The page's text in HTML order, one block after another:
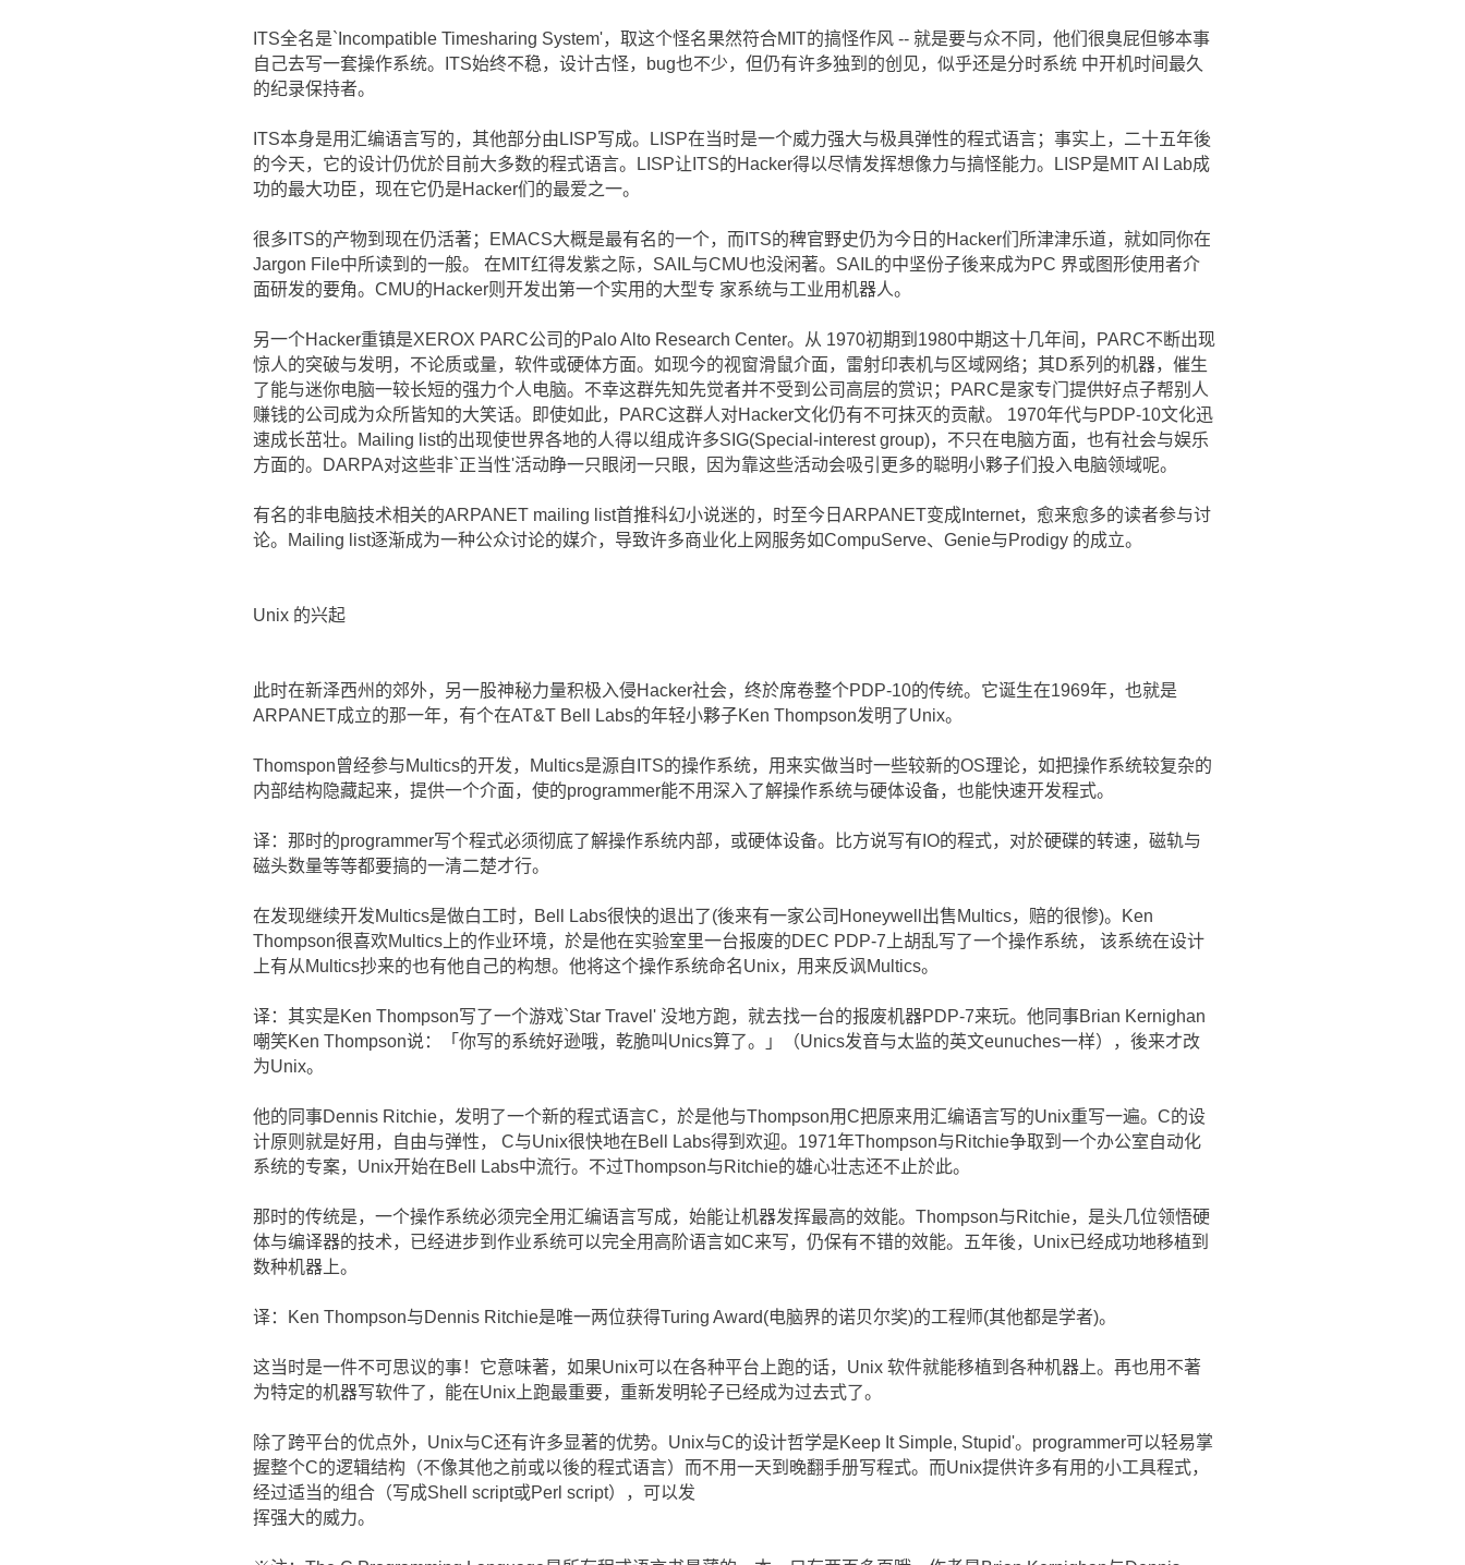
ITS全名是`Incompatible Timesharing System'，取这个怪名果然符合MIT的搞怪作风 -- 就是要与众不同，他们很臭屁但够本事
自己去写一套操作系统。ITS始终不稳，设计古怪，bug也不少，但仍有许多独到的创见，似乎还是分时系统 中开机时间最久
的纪录保持者。
ITS本身是用汇编语言写的，其他部分由LISP写成。LISP在当时是一个威力强大与极具弹性的程式语言；事实上，二十五年後
的今天，它的设计仍优於目前大多数的程式语言。LISP让ITS的Hacker得以尽情发挥想像力与搞怪能力。LISP是MIT AI Lab成
功的最大功臣，现在它仍是Hacker们的最爱之一。
很多ITS的产物到现在仍活著；EMACS大概是最有名的一个，而ITS的稗官野史仍为今日的Hacker们所津津乐道，就如同你在
Jargon File中所读到的一般。 在MIT红得发紫之际，SAIL与CMU也没闲著。SAIL的中坚份子後来成为PC 界或图形使用者介
面研发的要角。CMU的Hacker则开发出第一个实用的大型专 家系统与工业用机器人。
另一个Hacker重镇是XEROX PARC公司的Palo Alto Research Center。从 1970初期到1980中期这十几年间，PARC不断出现
惊人的突破与发明，不论质或量，软件或硬体方面。如现今的视窗滑鼠介面，雷射印表机与区域网络；其D系列的机器，催生
了能与迷你电脑一较长短的强力个人电脑。不幸这群先知先觉者并不受到公司高层的赏识；PARC是家专门提供好点子帮别人
赚钱的公司成为众所皆知的大笑话。即使如此，PARC这群人对Hacker文化仍有不可抹灭的贡献。 1970年代与PDP-10文化迅
速成长茁壮。Mailing list的出现使世界各地的人得以组成许多SIG(Special-interest group)，不只在电脑方面，也有社会与娱乐
方面的。DARPA对这些非`正当性'活动睁一只眼闭一只眼，因为靠这些活动会吸引更多的聪明小夥子们投入电脑领域呢。
有名的非电脑技术相关的ARPANET mailing list首推科幻小说迷的，时至今日ARPANET变成Internet，愈来愈多的读者参与讨
论。Mailing list逐渐成为一种公众讨论的媒介，导致许多商业化上网服务如CompuServe、Genie与Prodigy 的成立。
Unix 的兴起
此时在新泽西州的郊外，另一股神秘力量积极入侵Hacker社会，终於席卷整个PDP-10的传统。它诞生在1969年，也就是
ARPANET成立的那一年，有个在AT&T Bell Labs的年轻小夥子Ken Thompson发明了Unix。
Thomspon曾经参与Multics的开发，Multics是源自ITS的操作系统，用来实做当时一些较新的OS理论，如把操作系统较复杂的
内部结构隐藏起来，提供一个介面，使的programmer能不用深入了解操作系统与硬体设备，也能快速开发程式。
译：那时的programmer写个程式必须彻底了解操作系统内部，或硬体设备。比方说写有IO的程式，对於硬碟的转速，磁轨与
磁头数量等等都要搞的一清二楚才行。
在发现继续开发Multics是做白工时，Bell Labs很快的退出了(後来有一家公司Honeywell出售Multics，赔的很惨)。Ken
Thompson很喜欢Multics上的作业环境，於是他在实验室里一台报废的DEC PDP-7上胡乱写了一个操作系统， 该系统在设计
上有从Multics抄来的也有他自己的构想。他将这个操作系统命名Unix，用来反讽Multics。
译：其实是Ken Thompson写了一个游戏`Star Travel' 没地方跑，就去找一台的报废机器PDP-7来玩。他同事Brian Kernighan
嘲笑Ken Thompson说：「你写的系统好逊哦，乾脆叫Unics算了。」（Unics发音与太监的英文eunuches一样），後来才改
为Unix。
他的同事Dennis Ritchie，发明了一个新的程式语言C，於是他与Thompson用C把原来用汇编语言写的Unix重写一遍。C的设
计原则就是好用，自由与弹性， C与Unix很快地在Bell Labs得到欢迎。1971年Thompson与Ritchie争取到一个办公室自动化
系统的专案，Unix开始在Bell Labs中流行。不过Thompson与Ritchie的雄心壮志还不止於此。
那时的传统是，一个操作系统必须完全用汇编语言写成，始能让机器发挥最高的效能。Thompson与Ritchie，是头几位领悟硬
体与编译器的技术，已经进步到作业系统可以完全用高阶语言如C来写，仍保有不错的效能。五年後，Unix已经成功地移植到
数种机器上。
译：Ken Thompson与Dennis Ritchie是唯一两位获得Turing Award(电脑界的诺贝尔奖)的工程师(其他都是学者)。
这当时是一件不可思议的事！它意味著，如果Unix可以在各种平台上跑的话，Unix 软件就能移植到各种机器上。再也用不著
为特定的机器写软件了，能在Unix上跑最重要，重新发明轮子已经成为过去式了。
除了跨平台的优点外，Unix与C还有许多显著的优势。Unix与C的设计哲学是Keep It Simple, Stupid'。programmer可以轻易掌
握整个C的逻辑结构（不像其他之前或以後的程式语言）而不用一天到晚翻手册写程式。而Unix提供许多有用的小工具程式，
经过适当的组合（写成Shell script或Perl script），可以发
挥强大的威力。